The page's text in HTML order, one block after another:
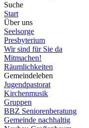
Suche
Start
Über uns
Seelsorge
Presbyterium
Wir sind für Sie da
Mitmachen!
Räumlichkeiten
Gemeindeleben
Jugendpastorat
Kirchenmusik
Gruppen
BBZ Seniorenberatung
Gemeinde nachhaltig